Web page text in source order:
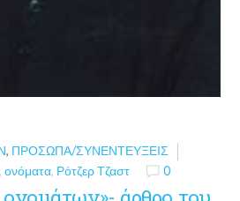
, ΠΡΌΣΩΠΑ/ΣΥΝΕΝΤΕΎΞΕΙΣ
,ονόματα, Ρότζερ Τζαστ 0